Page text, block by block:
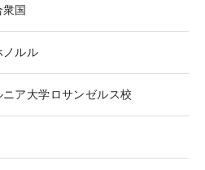
国
ノルル
ニア大学ロサンゼルス校